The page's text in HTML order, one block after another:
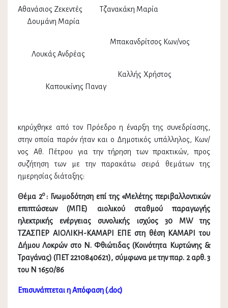
Αθανάσιος Ζεκεντές Τζανακάκη Μαρία
Δουμάνη Μαρία
Μπακανδρίτσος Κων/νος
Λουκάς Ανδρέας
Καλλής Χρήστος
Καπουκίνης Παναγ
κηρύχθηκε από τον Πρόεδρο η έναρξη της συνεδρίασης,
στην οποία παρόν ήταν και ο Δημοτικός υπάλληλος, Κων/
νος Αθ. Πέτρου για την τήρηση των πρακτικών, προς
συζήτηση των με την παρακάτω σειρά θεμάτων της
ημερησίας διάταξης:
Θέμα 2ο : Γνωμοδότηση επί της «Μελέτης περιβαλλοντικών
επιπτώσεων (ΜΠΕ) αιολικού σταθμού παραγωγής
ηλεκτρικής ενέργειας συνολικής ισχύος 30 MWτης
ΤΖΑΣΠΕΡ ΑΙΟΛΙΚΗ-ΚΑΜΑΡΙ ΕΠΕ στη θέση ΚΑΜΑΡΙ του
Δήμου Λοκρών στο Ν. Φθιώτιδας (Κοινότητα Κυρτώνης &
Τραγάνας) (ΠΕΤ 2210840621), σύμφωνα με την παρ. 2 αρθ. 3
του Ν 1650/86
Επισυνάπτεται η Απόφαση (.doc)